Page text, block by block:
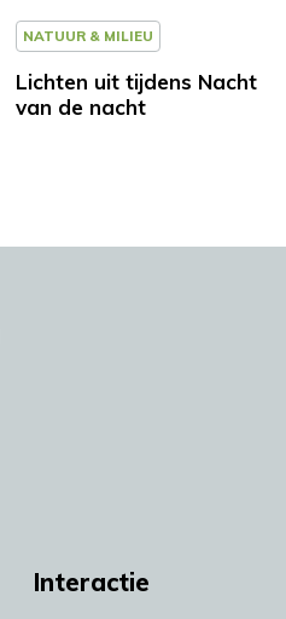
NATUUR & MILIEU
Lichten uit tijdens Nacht
van de nacht
Interactie